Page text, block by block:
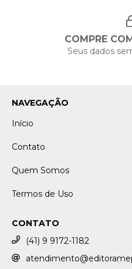
COMPRE
Seus dados
NAVEGAÇÃO
Início
Contato
Quem Somos
Termos de Uso
CONTATO
(41) 9 9172-1182